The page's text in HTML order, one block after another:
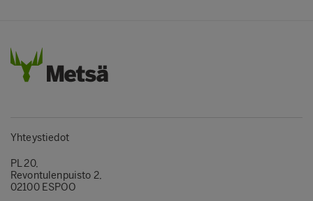
Yhteystiedot
PL 20,
Revontulenpuisto 2,
02100 ESPOO